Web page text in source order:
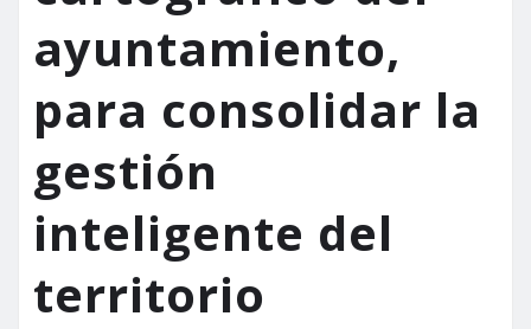
ayuntamiento,
para consolidar la
gestión
inteligente del
territorio